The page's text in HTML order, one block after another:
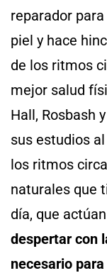
reparador
piel y hace
de los ritmos
mejor salud
Hall, Rosbash
sus estudios
los ritmos
naturales que
día, que
despertar con
necesario